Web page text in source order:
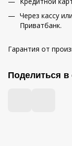
Через кассу
Приватбанк.
Гарантия от
Поделиться в